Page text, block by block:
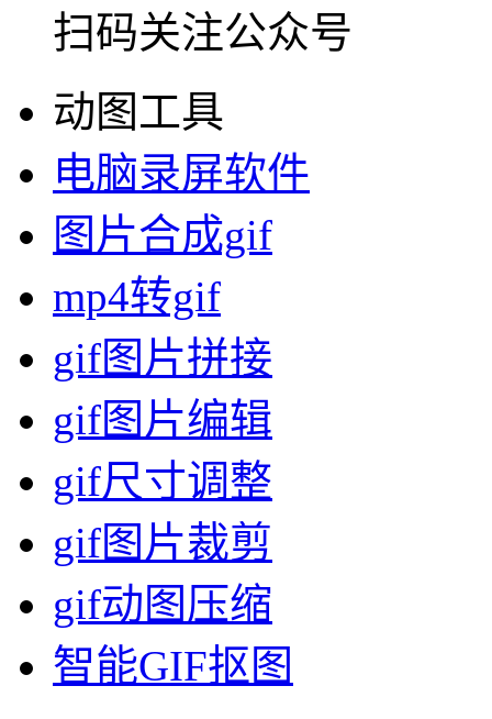
扫码关注公众号
动图工具
电脑录屏软件
图片合成gif
mp4转gif
gif图片拼接
gif图片编辑
gif尺寸调整
gif图片裁剪
gif动图压缩
智能GIF抠图